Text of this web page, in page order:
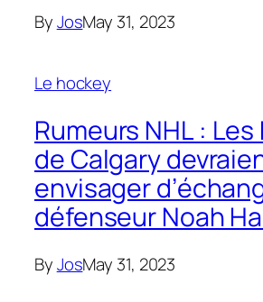
ByJosMay 31, 2023
Le hockey
Rumeurs NHL : Les
de Calgary
envisager
défenseur Noah
ByJosMay 31, 2023